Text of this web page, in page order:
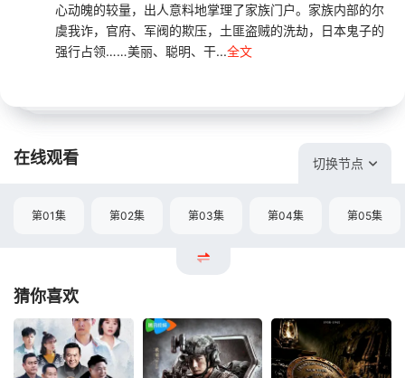
心动魄的较量，出人意料地掌理了家族门户。家族内部的尔
虞我诈，官府、军阀的欺压，土匪盗贼的洗劫，日本鬼子的
强行占领……美丽、聪明、干...全文
在线观看 切换节点
第01集 第02集 第03集 第04集 第05集
猜你喜欢